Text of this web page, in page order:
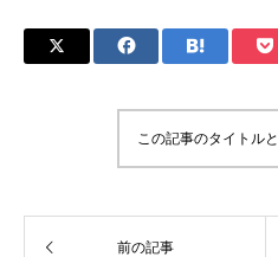
この記事のタイトル
前の記事